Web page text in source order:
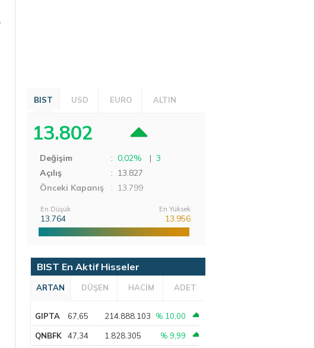
BIST USD EURO ALTIN
13.802
Değişim : 0,02% | 3
Açılış
: 13.827
Önceki Kapanış
: 13.799
En Düşük
13.764
En Yüksek
13.956
BIST En Aktif Hisseler
ARTAN DÜŞEN HACİM ADET
GIPTA 67,65 214.888.103 % 10,00
QNBFK 47,34 1.828.305 % 9,99